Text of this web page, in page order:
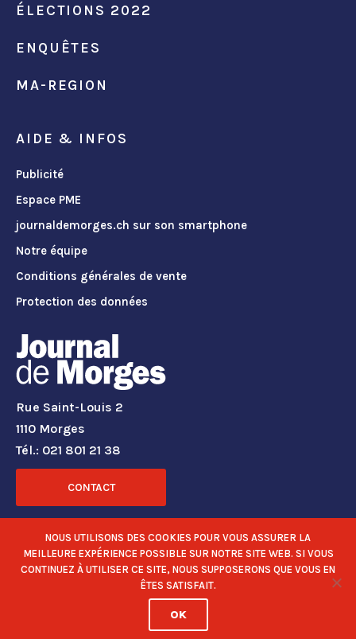
ÉLECTIONS 2022
ENQUÊTES
MA-REGION
AIDE & INFOS
Publicité
Espace PME
journaldemorges.ch sur son smartphone
Notre équipe
Conditions générales de vente
Protection des données
Rue Saint-Louis 2
1110 Morges
Tél.: 021 801 21 38
CONTACT
RÉSEAUX SOCIAUX
NOUS UTILISONS DES COOKIES POUR VOUS ASSURER LA
MEILLEURE EXPÉRIENCE POSSIBLE SUR NOTRE SITE WEB. SI VOUS
CONTINUEZ À UTILISER CE SITE, NOUS SUPPOSERONS QUE VOUS EN
ÊTES SATISFAIT.
OK